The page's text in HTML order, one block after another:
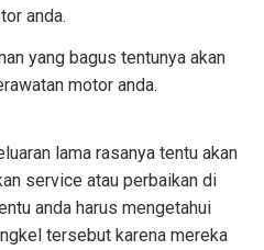
yang bagus tentunya akan
motor anda.
lama rasanya tentu akan
service atau perbaikan di
anda harus mengetahui
tersebut karena mereka